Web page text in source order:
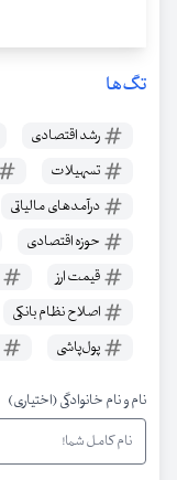
تگ‌ها
رشد اقتصادی
تسهیلات
درآمدهای مالیاتی
حوزه اقتصادی
قیمت ارز
اصلاح نظام بانکی
پول‌پاشی
نام و نام خانوادگی (اختیاری)